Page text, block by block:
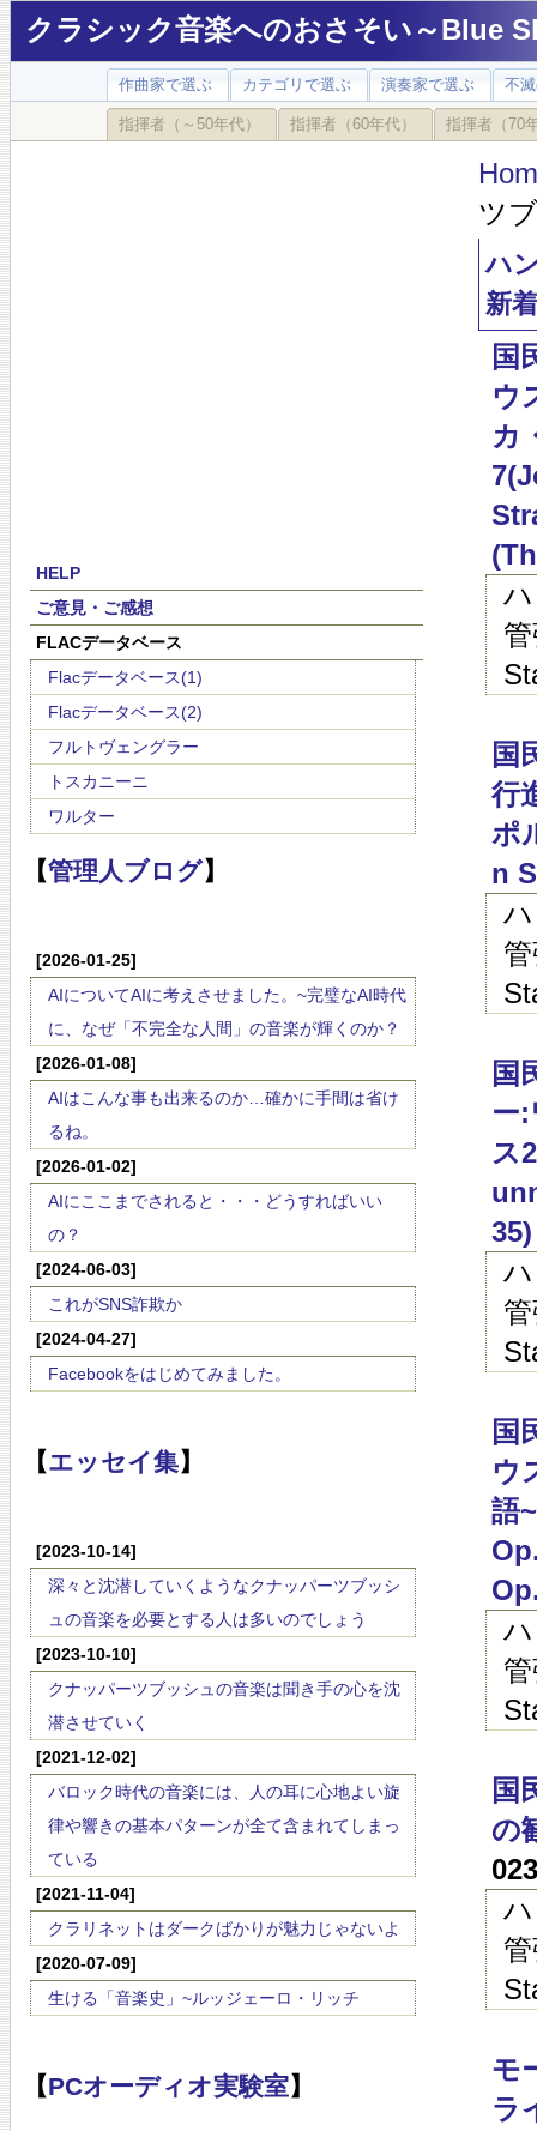
クラシック音楽へのおさそい～Blue
作曲家で選ぶ カテゴリで選ぶ 演奏家で選ぶ 不
指揮者（～50年代） 指揮者（60年代） 指揮者（70
HELP
ご意見・ご感想
FLACデータベース
Flacデータベース(1)
Flacデータベース(2)
フルトヴェングラー
トスカニーニ
ワルター
【管理人ブログ】
[2026-01-25]
AIについてAIに考えさせました。~完璧なAI時代
に、なぜ「不完全な人間」の音楽が輝くのか？
[2026-01-08]
AIはこんな事も出来るのか…確かに手間は省け
るね。
[2026-01-02]
AIにここまでされると・・・どうすればいい
の？
[2024-06-03]
これがSNS詐欺か
[2024-04-27]
Facebookをはじめてみました。
【エッセイ集】
[2023-10-14]
深々と沈潜していくようなクナッパーツブッシ
ュの音楽を必要とする人は多いのでしょう
[2023-10-10]
クナッパーツブッシュの音楽は聞き手の心を沈
潜させていく
[2021-12-02]
バロック時代の音楽には、人の耳に心地よい旋
律や響きの基本パターンが全て含まれてしまっ
ている
[2021-11-04]
クラリネットはダークばかりが魅力じゃないよ
[2020-07-09]
生ける「音楽史」~ルッジェーロ・リッチ
【PCオーディオ実験室】
ツ
ハ
新
国
ウ
カ
国
行
ポ
n
国
ー
ス
35)
国
ウ
語
国
の
モ
ラ